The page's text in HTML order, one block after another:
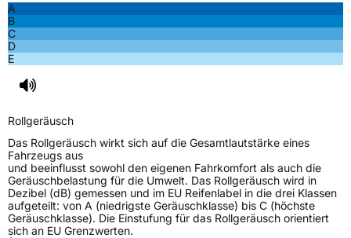
A
B
C
D
E
Rollgeräusch
Das Rollgeräusch wirkt sich auf die Gesamtlautstärke eines
Fahrzeugs aus
und beeinflusst sowohl den eigenen Fahrkomfort als auch die
Geräuschbelastung für die Umwelt. Das Rollgeräusch wird in
Dezibel (dB) gemessen und im EU Reifenlabel in die drei Klassen
aufgeteilt: von A (niedrigste Geräuschklasse) bis C (höchste
Geräuschklasse). Die Einstufung für das Rollgeräusch orientiert
sich an EU Grenzwerten.